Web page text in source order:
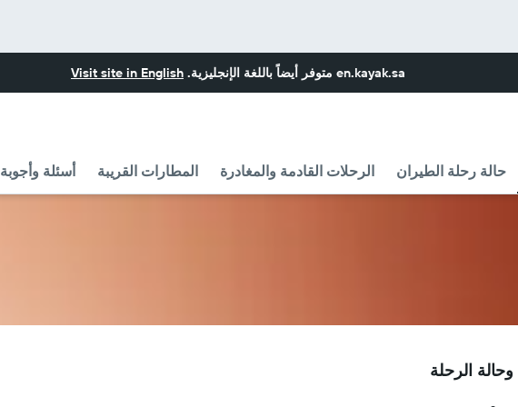
en.kayak.sa متوفر أيضاً باللغة الإنجليزية. Visit site in English
حالة رحلة الطيران الرحلات القادمة والمغادرة المطارات القريبة أسئلة وأجوبة